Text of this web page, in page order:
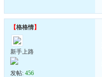
【格格情】
新手上路
发帖: 456